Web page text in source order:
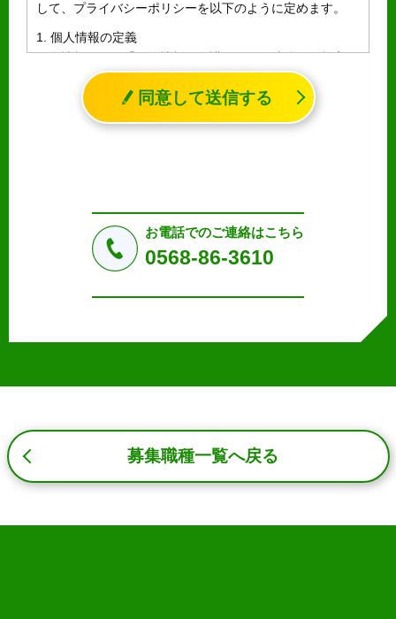
して、プライバシーポリシーを以下のように定めます。
1. 個人情報の定義
個人情報とは、「個人情報の保護に関する法律」に規定さ
れる生存する個人に関する情報であって、氏名、生年月日
その他の記述等により特定の個人を識別することができる
情報（個人識別情報）を指します。
a.応募者等からのお問い合わせに対応・管理するため
b.本ウェブサイトにおけるサービスの提供・運用のため
3. プライバシー尊重
4. 法令等の遵守
応募者等の個人情報の取得、利用その他一切の取り扱いに
令、及び本プライバシーポリシーを遵守します。
同意して送信する
お電話でのご連絡はこちら
0568-86-3610
募集職種一覧へ戻る